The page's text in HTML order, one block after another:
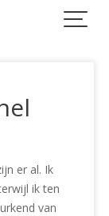
er al. Ik
ik ten
van